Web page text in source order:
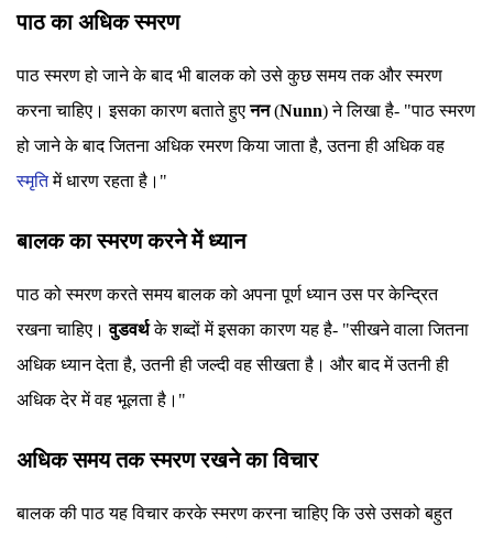
पाठ का अधिक स्मरण
पाठ स्मरण हो जाने के बाद भी बालक को उसे कुछ समय तक और स्मरण
करना चाहिए। इसका कारण बताते हुएनन(Nunn) ने लिखा है- "पाठ स्मरण
हो जाने के बाद जितना अधिक रमरण किया जाता है, उतना ही अधिक वह
स्मृतिमें धारण रहता है।"
बालक का स्मरण करने में ध्यान
पाठ को स्मरण करते समय बालक को अपना पूर्ण ध्यान उस पर केन्द्रित
रखना चाहिए।वुडवर्थके शब्दों में इसका कारण यह है- "सीखने वाला जितना
अधिक ध्यान देता है, उतनी ही जल्दी वह सीखता है। और बाद में उतनी ही
अधिक देर में वह भूलता है।"
अधिक समय तक स्मरण रखने का विचार
बालक की पाठ यह विचार करके स्मरण करना चाहिए कि उसे उसको बहुत